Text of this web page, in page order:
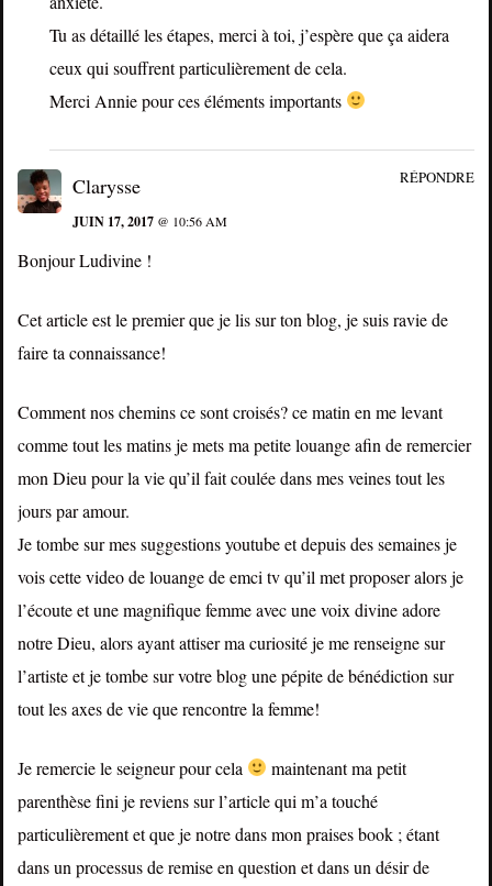
Tu as détaillé les étapes, merci à toi, j’espère que ça aidera
ceux qui souffrent particulièrement de cela.
Merci Annie pour ces éléments importants
Clarysse
JUIN 17, 2017 @ 10:56 AM
Bonjour Ludivine !
Cet article est le premier que je lis sur ton blog, je suis ravie de
faire ta connaissance!
Comment nos chemins ce sont croisés? ce matin en me levant
comme tout les matins je mets ma petite louange afin de remercier
mon Dieu pour la vie qu’il fait coulée dans mes veines tout les
jours par amour.
Je tombe sur mes suggestions youtube et depuis des semaines je
vois cette video de louange de emci tv qu’il met proposer alors je
l’écoute et une magnifique femme avec une voix divine adore
notre Dieu, alors ayant attiser ma curiosité je me renseigne sur
l’artiste et je tombe sur votre blog une pépite de bénédiction sur
tout les axes de vie que rencontre la femme!
Je remercie le seigneur pour cela
maintenant ma petit
parenthèse fini je reviens sur l’article qui m’a touché
particulièrement et que je notre dans mon praises book ; étant
dans un processus de remise en question et dans un désir de
RÉPONDRE